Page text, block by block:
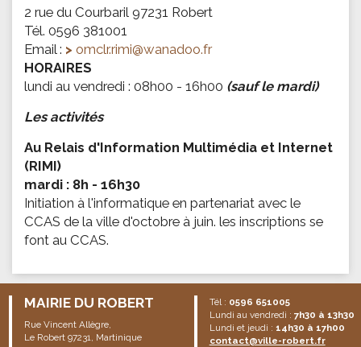
2 rue du Courbaril 97231 Robert
Tél. 0596 381001
Email :
omclr.rimi@wanadoo.fr
HORAIRES
lundi au vendredi : 08h00 - 16h00 (sauf le mardi)
Les activités
Au Relais d'Information Multimédia et Internet
(RIMI)
mardi : 8h - 16h30
Initiation à l'informatique en partenariat avec le
CCAS de la ville d'octobre à juin. les inscriptions se
font au CCAS.
MAIRIE DU ROBERT
Rue Vincent Allègre,
Le Robert 97231, Martinique
Tél : 0596 651005
Lundi au vendredi : 7h30 à 13h30
Lundi et jeudi : 14h30 à 17h00
contact@ville-robert.fr